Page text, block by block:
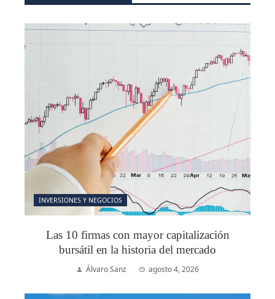
INVERSIONES Y NEGOCIOS
Las 10 firmas con mayor capitalización
bursátil en la historia del mercado
Álvaro Sanz agosto 4, 2026